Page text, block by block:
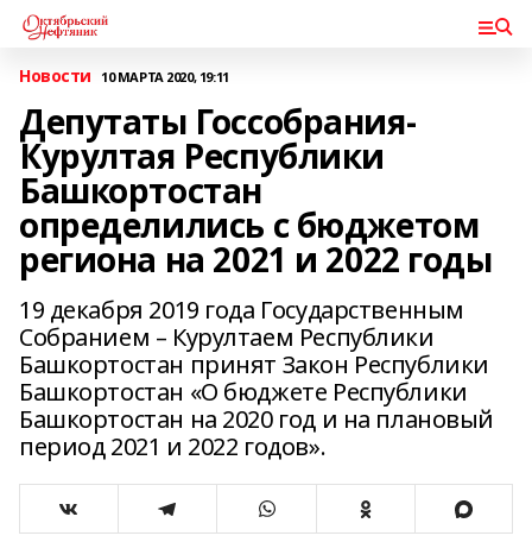
Новости 10 МАРТА 2020, 19:11
Депутаты Госсобрания-
Курултая Республики
Башкортостан
определились с бюджетом
региона на 2021 и 2022 годы
19 декабря 2019 года Государственным
Собранием – Курултаем Республики
Башкортостан принят Закон Республики
Башкортостан «О бюджете Республики
Башкортостан на 2020 год и на плановый
период 2021 и 2022 годов».